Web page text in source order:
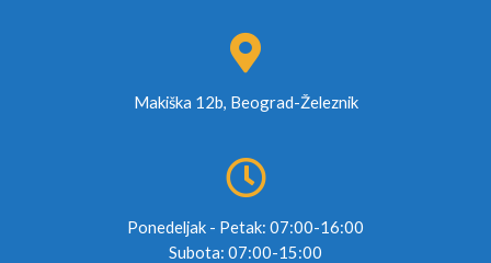
Makiška 12b, Beograd-Železnik
Ponedeljak - Petak: 07:00-16:00
Subota: 07:00-15:00